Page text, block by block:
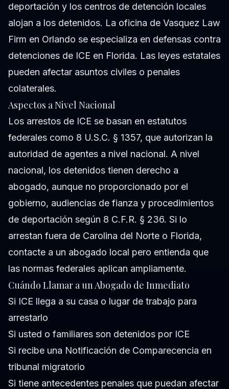
deportación y los centros de detención locales
alojan a los detenidos. La oficina de Vasquez Law
Firm en Orlando se especializa en defensas contra
detenciones de ICE en Florida. Las leyes estatales
pueden afectar asuntos civiles o penales
colaterales.
Aspectos a Nivel Nacional
Los arrestos de ICE se basan en estatutos
federales como 8 U.S.C. § 1357, que autorizan la
autoridad de agentes a nivel nacional. A nivel
nacional, los detenidos tienen derecho a
abogado, aunque no proporcionado por el
gobierno, audiencias de fianza y procedimientos
de deportación según 8 C.F.R. § 236. Si lo
arrestan fuera de Carolina del Norte o Florida,
contacte a un abogado local pero entienda que
las normas federales aplican ampliamente.
Cuándo Llamar a un Abogado de Inmediato
Si ICE llega a su casa o lugar de trabajo para
arrestarlo
Si usted o familiares son detenidos por ICE
Si recibe una Notificación de Comparecencia en
tribunal migratorio
Si tiene antecedentes penales que puedan afectar